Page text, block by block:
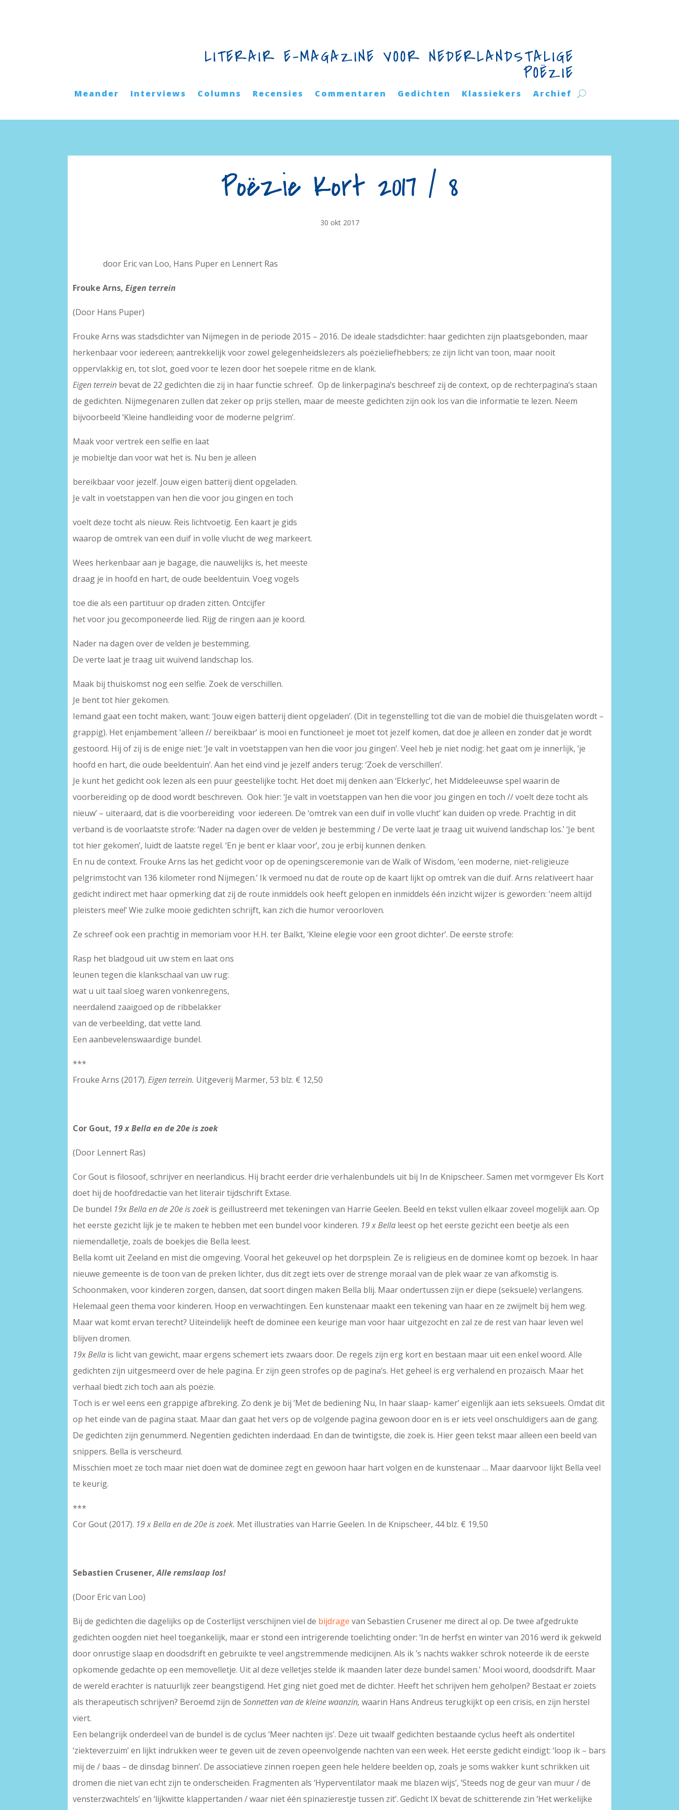
LITERAIR E-MAGAZINE VOOR NEDERLANDSTALIGE
POËZIE
Meander Interviews Columns Recensies Commentaren Gedichten Klassiekers Archief
Poëzie Kort 2017 / 8
30 okt 2017
door Eric van Loo, Hans Puper en Lennert Ras
Frouke Arns,Eigen terrein
(Door Hans Puper)
Frouke Arns was stadsdichter van Nijmegen in de periode 2015 – 2016. De ideale stadsdichter: haar gedichten zijn plaatsgebonden, maar
herkenbaar voor iedereen; aantrekkelijk voor zowel gelegenheidslezers als poëzieliefhebbers; ze zijn licht van toon, maar nooit
oppervlakkig en, tot slot, goed voor te lezen door het soepele ritme en de klank.
Eigen terrein bevat de 22 gedichten die zij in haar functie schreef. Op de linkerpagina’s beschreef zij de context, op de rechterpagina’s staan
de gedichten. Nijmegenaren zullen dat zeker op prijs stellen, maar de meeste gedichten zijn ook los van die informatie te lezen. Neem
bijvoorbeeld ‘Kleine handleiding voor de moderne pelgrim’.
Maak voor vertrek een selfie en laat
je mobieltje dan voor wat het is. Nu ben je alleen
bereikbaar voor jezelf. Jouw eigen batterij dient opgeladen.
Je valt in voetstappen van hen die voor jou gingen en toch
voelt deze tocht als nieuw. Reis lichtvoetig. Een kaart je gids
waarop de omtrek van een duif in volle vlucht de weg markeert.
Wees herkenbaar aan je bagage, die nauwelijks is, het meeste
draag je in hoofd en hart, de oude beeldentuin. Voeg vogels
toe die als een partituur op draden zitten. Ontcijfer
het voor jou gecomponeerde lied. Rijg de ringen aan je koord.
Nader na dagen over de velden je bestemming.
De verte laat je traag uit wuivend landschap los.
Maak bij thuiskomst nog een selfie. Zoek de verschillen.
Je bent tot hier gekomen.
Iemand gaat een tocht maken, want: ‘Jouw eigen batterij dient opgeladen’. (Dit in tegenstelling tot die van de mobiel die thuisgelaten wordt –
grappig). Het enjambement ‘alleen // bereikbaar’ is mooi en functioneel: je moet tot jezelf komen, dat doe je alleen en zonder dat je wordt
gestoord. Hij of zij is de enige niet: ‘Je valt in voetstappen van hen die voor jou gingen’. Veel heb je niet nodig: het gaat om je innerlijk, ‘je
hoofd en hart, die oude beeldentuin’. Aan het eind vind je jezelf anders terug: ‘Zoek de verschillen’.
Je kunt het gedicht ook lezen als een puur geestelijke tocht. Het doet mij denken aan ‘Elckerlyc’, het Middeleeuwse spel waarin de
voorbereiding op de dood wordt beschreven. Ook hier: ‘Je valt in voetstappen van hen die voor jou gingen en toch // voelt deze tocht als
nieuw’ – uiteraard, dat is die voorbereiding voor iedereen. De ‘omtrek van een duif in volle vlucht’ kan duiden op vrede. Prachtig in dit
verband is de voorlaatste strofe: ‘Nader na dagen over de velden je bestemming / De verte laat je traag uit wuivend landschap los.’ ‘Je bent
tot hier gekomen’, luidt de laatste regel. ‘En je bent er klaar voor’, zou je erbij kunnen denken.
En nu de context. Frouke Arns las het gedicht voor op de openingsceremonie van de Walk of Wisdom, ‘een moderne, niet-religieuze
pelgrimstocht van 136 kilometer rond Nijmegen.’ Ik vermoed nu dat de route op de kaart lijkt op omtrek van die duif. Arns relativeert haar
gedicht indirect met haar opmerking dat zij de route inmiddels ook heeft gelopen en inmiddels één inzicht wijzer is geworden: ‘neem altijd
pleisters mee!’ Wie zulke mooie gedichten schrijft, kan zich die humor veroorloven.
Ze schreef ook een prachtig in memoriam voor H.H. ter Balkt, ‘Kleine elegie voor een groot dichter’. De eerste strofe:
Rasp het bladgoud uit uw stem en laat ons
leunen tegen die klankschaal van uw rug:
wat u uit taal sloeg waren vonkenregens,
neerdalend zaaigoed op de ribbelakker
van de verbeelding, dat vette land.
Een aanbevelenswaardige bundel.
***
Frouke Arns (2017).Eigen terrein. Uitgeverij Marmer, 53 blz. € 12,50
Cor Gout, 19 x Bella en de 20e is zoek
(Door Lennert Ras)
Cor Gout is filosoof, schrijver en neerlandicus. Hij bracht eerder drie verhalenbundels uit bij In de Knipscheer. Samen met vormgever Els Kort
doet hij de hoofdredactie van het literair tijdschrift Extase.
De bundel 19x Bella en de 20e is zoek is geïllustreerd met tekeningen van Harrie Geelen. Beeld en tekst vullen elkaar zoveel mogelijk aan. Op
het eerste gezicht lijk je te maken te hebben met een bundel voor kinderen. 19 x Bella leest op het eerste gezicht een beetje als een
niemendalletje, zoals de boekjes die Bella leest.
Bella komt uit Zeeland en mist die omgeving. Vooral het gekeuvel op het dorpsplein. Ze is religieus en de dominee komt op bezoek. In haar
nieuwe gemeente is de toon van de preken lichter, dus dit zegt iets over de strenge moraal van de plek waar ze van afkomstig is.
Schoonmaken, voor kinderen zorgen, dansen, dat soort dingen maken Bella blij. Maar ondertussen zijn er diepe (seksuele) verlangens.
Helemaal geen thema voor kinderen. Hoop en verwachtingen. Een kunstenaar maakt een tekening van haar en ze zwijmelt bij hem weg.
Maar wat komt ervan terecht? Uiteindelijk heeft de dominee een keurige man voor haar uitgezocht en zal ze de rest van haar leven wel
blijven dromen.
19x Bella is licht van gewicht, maar ergens schemert iets zwaars door. De regels zijn erg kort en bestaan maar uit een enkel woord. Alle
gedichten zijn uitgesmeerd over de hele pagina. Er zijn geen strofes op de pagina’s. Het geheel is erg verhalend en prozaïsch. Maar het
verhaal biedt zich toch aan als poëzie.
Toch is er wel eens een grappige afbreking. Zo denk je bij ‘Met de bediening Nu, In haar slaap- kamer’ eigenlijk aan iets seksueels. Omdat dit
op het einde van de pagina staat. Maar dan gaat het vers op de volgende pagina gewoon door en is er iets veel onschuldigers aan de gang.
De gedichten zijn genummerd. Negentien gedichten inderdaad. En dan de twintigste, die zoek is. Hier geen tekst maar alleen een beeld van
snippers. Bella is verscheurd.
Misschien moet ze toch maar niet doen wat de dominee zegt en gewoon haar hart volgen en de kunstenaar … Maar daarvoor lijkt Bella veel
te keurig.
***
Cor Gout (2017). 19 x Bella en de 20e is zoek. Met illustraties van Harrie Geelen. In de Knipscheer, 44 blz. € 19,50
Sebastien Crusener,Alle remslaap los!
(Door Eric van Loo)
Bij de gedichten die dagelijks op de Costerlijst verschijnen viel de bijdragevan Sebastien Crusener me direct al op. De twee afgedrukte
gedichten oogden niet heel toegankelijk, maar er stond een intrigerende toelichting onder: ‘In de herfst en winter van 2016 werd ik gekweld
door onrustige slaap en doodsdrift en gebruikte te veel angstremmende medicijnen. Als ik ’s nachts wakker schrok noteerde ik de eerste
opkomende gedachte op een memovelletje. Uit al deze velletjes stelde ik maanden later deze bundel samen.’ Mooi woord, doodsdrift. Maar
de wereld erachter is natuurlijk zeer beangstigend. Het ging niet goed met de dichter. Heeft het schrijven hem geholpen? Bestaat er zoiets
als therapeutisch schrijven? Beroemd zijn deSonnetten van de kleine waanzin,waarin Hans Andreus terugkijkt op een crisis, en zijn herstel
viert.
Een belangrijk onderdeel van de bundel is de cyclus ‘Meer nachten ijs’. Deze uit twaalf gedichten bestaande cyclus heeft als ondertitel
‘ziekteverzuim’ en lijkt indrukken weer te geven uit de zeven opeenvolgende nachten van een week. Het eerste gedicht eindigt: ‘loop ik – bars
mij de / baas – de dinsdag binnen’. De associatieve zinnen roepen geen hele heldere beelden op, zoals je soms wakker kunt schrikken uit
dromen die niet van echt zijn te onderscheiden. Fragmenten als ‘Hyperventilator maak me blazen wijs’, ‘Steeds nog de geur van muur / de
vensterzwachtels’ en ‘lijkwitte klappertanden / waar niet één spinazierestje tussen zit’. Gedicht IX bevat de schitterende zin ‘Het werkelijke